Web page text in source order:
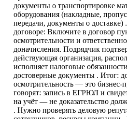
документы о транспортировке
оборудования (накладные,
передачи, документы о доставке)
договоре: Включите в договор
осмотрительности и
доначисления. Подрядчик
действующая организация,
исполняет налоговые
достоверные документы . Итог:
осмотрительность — это бизнес-
говорят: запись в ЕГРЮЛ и
на учёт — не доказательство
. Нужно проверять деловую